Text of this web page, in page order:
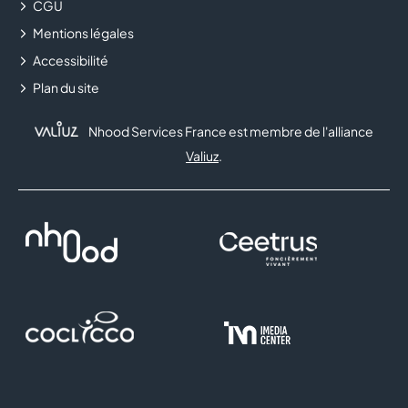
CGU
Mentions légales
Accessibilité
Plan du site
Nhood Services France est membre de l'alliance
Valiuz.